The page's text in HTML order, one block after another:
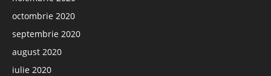
octombrie 2020
septembrie 2020
august 2020
iulie 2020